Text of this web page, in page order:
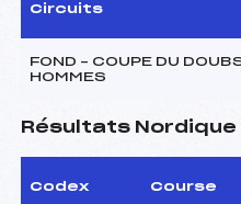
Circuits
FOND – COUPE DU
HOMMES
Résultats Nordique
Codex Course